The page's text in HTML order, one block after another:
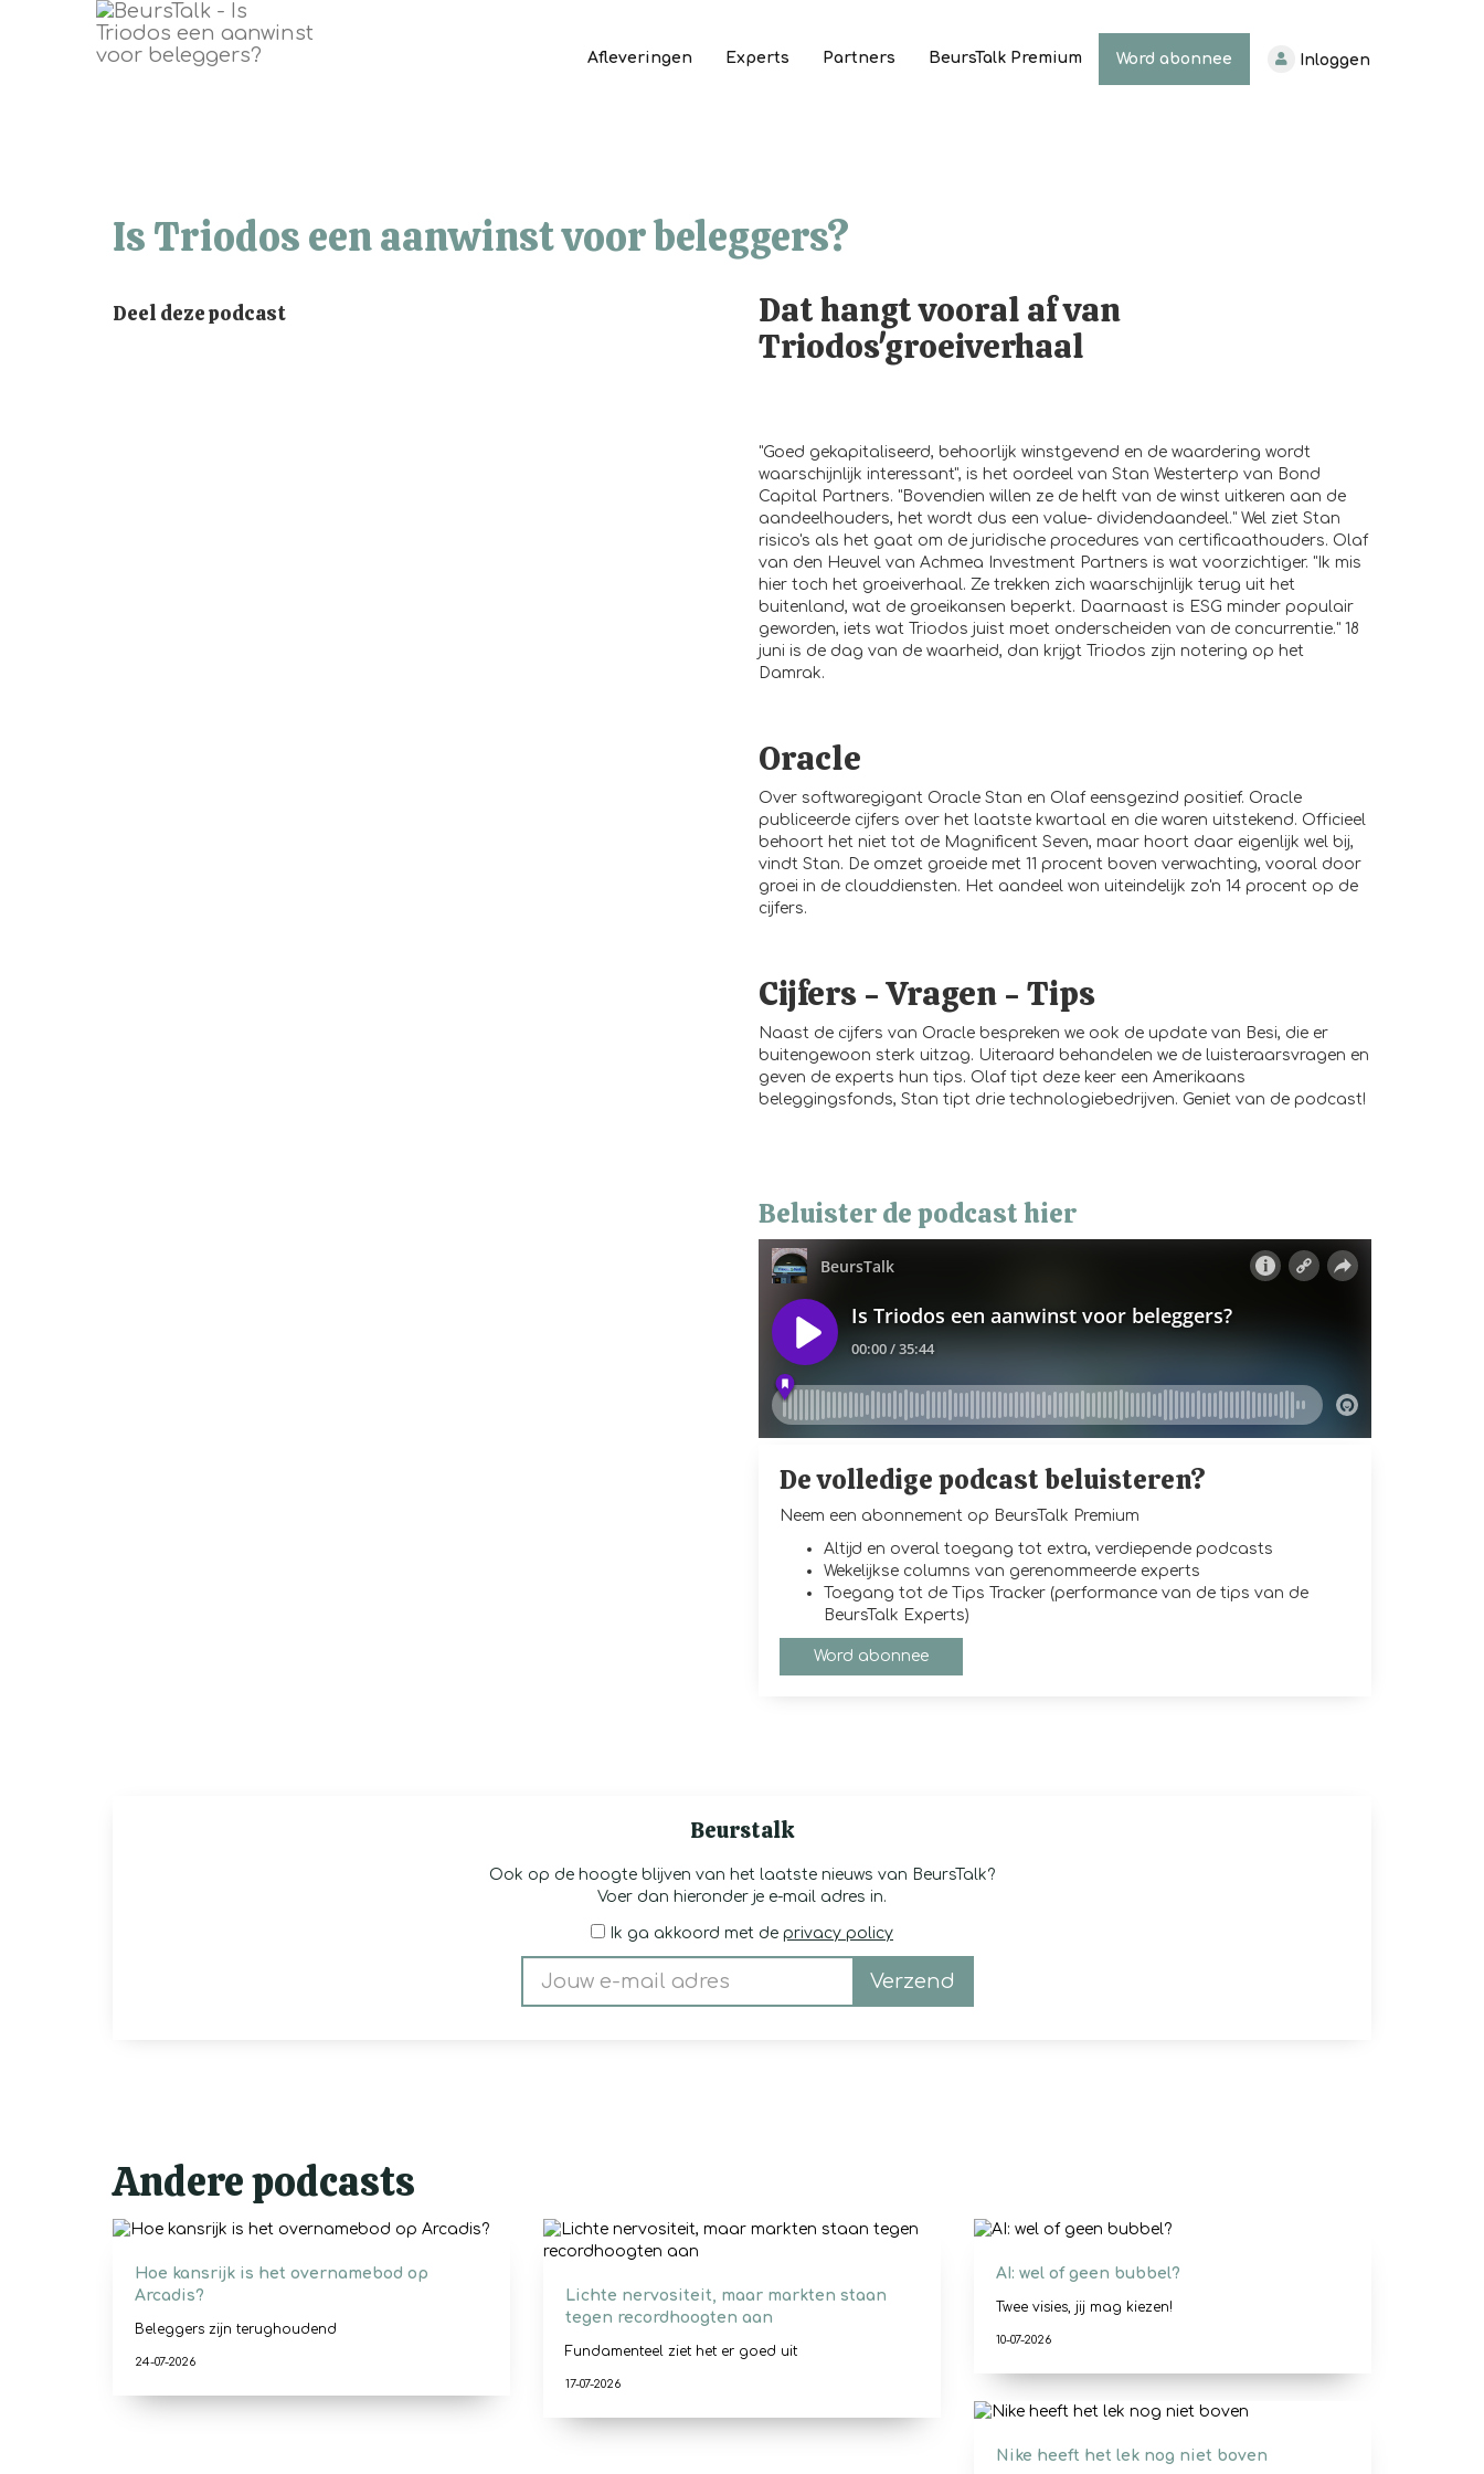
Afleveringen Experts Partners BeursTalk Premium Word abonnee Inloggen
Is Triodos een aanwinst voor beleggers?
Deel deze podcast
Dat hangt vooral af van
Triodos'groeiverhaal
"Goed gekapitaliseerd, behoorlijk winstgevend en de waardering wordt
waarschijnlijk interessant", is het oordeel van Stan Westerterp van Bond
Capital Partners. "Bovendien willen ze de helft van de winst uitkeren aan de
aandeelhouders, het wordt dus een value- dividendaandeel." Wel ziet Stan
risico's als het gaat om de juridische procedures van certificaathouders. Olaf
van den Heuvel van Achmea Investment Partners is wat voorzichtiger. "Ik mis
hier toch het groeiverhaal. Ze trekken zich waarschijnlijk terug uit het
buitenland, wat de groeikansen beperkt. Daarnaast is ESG minder populair
geworden, iets wat Triodos juist moet onderscheiden van de concurrentie." 18
juni is de dag van de waarheid, dan krijgt Triodos zijn notering op het
Damrak.
Oracle
Over softwaregigant Oracle Stan en Olaf eensgezind positief. Oracle
publiceerde cijfers over het laatste kwartaal en die waren uitstekend. Officieel
behoort het niet tot de Magnificent Seven, maar hoort daar eigenlijk wel bij,
vindt Stan. De omzet groeide met 11 procent boven verwachting, vooral door
groei in de clouddiensten. Het aandeel won uiteindelijk zo'n 14 procent op de
cijfers.
Cijfers - Vragen - Tips
Naast de cijfers van Oracle bespreken we ook de update van Besi, die er
buitengewoon sterk uitzag. Uiteraard behandelen we de luisteraarsvragen en
geven de experts hun tips. Olaf tipt deze keer een Amerikaans
beleggingsfonds, Stan tipt drie technologiebedrijven. Geniet van de podcast!
Beluister de podcast hier
De volledige podcast beluisteren?
Neem een abonnement op BeursTalk Premium
Altijd en overal toegang tot extra, verdiepende podcasts
Wekelijkse columns van gerenommeerde experts
Toegang tot de Tips Tracker (performance van de tips van de
BeursTalk Experts)
Word abonnee
Beurstalk
Ook op de hoogte blijven van het laatste nieuws van BeursTalk?
Voer dan hieronder je e-mail adres in.
Ik ga akkoord met de privacy policy
Verzend
Andere podcasts
Hoe kansrijk is het overnamebod op
Arcadis?
Beleggers zijn terughoudend
24-07-2026
Lichte nervositeit, maar markten staan
tegen recordhoogten aan
Fundamenteel ziet het er goed uit
17-07-2026
AI: wel of geen bubbel?
Twee visies, jij mag kiezen!
10-07-2026
Nike heeft het lek nog niet boven